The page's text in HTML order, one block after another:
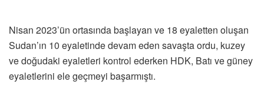
Nisan 2023’ün ortasında başlayan ve 18 eyaletten oluşan
Sudan’ın 10 eyaletinde devam eden savaşta ordu, kuzey
ve doğudaki eyaletleri kontrol ederken HDK, Batı ve güney
eyaletlerini ele geçmeyi başarmıştı.